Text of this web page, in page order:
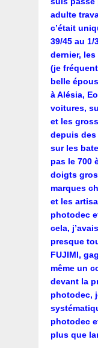
adulte
c’était
39/45 au 1/
dernier,
(je
belle
à Alésia,
voitures,
et les
depuis des
sur les
pas le 700
doigts
marques
et les
photodec
cela,
presque
FUJIMI,
même un
devant la
photodec,
photodec
plus que